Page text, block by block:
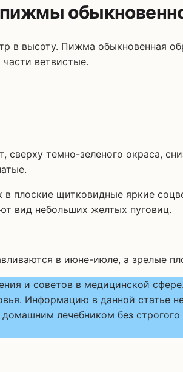
в высоту. Пижма обыкновенная
ветвистые.
темно-зеленого окраса,
плоские щитковидные яркие
вид небольших желтых пуговиц.
в июне-июле, а зрелые
и советов в медицинской
Информацию в данной статье
лечебником без